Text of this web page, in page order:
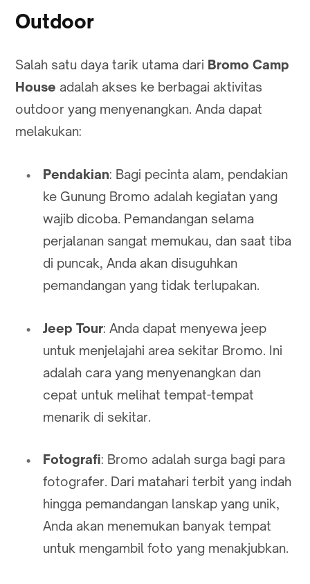
Outdoor
Salah satu daya tarik utama dari Bromo Camp
House adalah akses ke berbagai aktivitas
outdoor yang menyenangkan. Anda dapat
melakukan:
Pendakian: Bagi pecinta alam, pendakian
ke Gunung Bromo adalah kegiatan yang
wajib dicoba. Pemandangan selama
perjalanan sangat memukau, dan saat tiba
di puncak, Anda akan disuguhkan
pemandangan yang tidak terlupakan.
Jeep Tour: Anda dapat menyewa jeep
untuk menjelajahi area sekitar Bromo. Ini
adalah cara yang menyenangkan dan
cepat untuk melihat tempat-tempat
menarik di sekitar.
Fotografi: Bromo adalah surga bagi para
fotografer. Dari matahari terbit yang indah
hingga pemandangan lanskap yang unik,
Anda akan menemukan banyak tempat
untuk mengambil foto yang menakjubkan.